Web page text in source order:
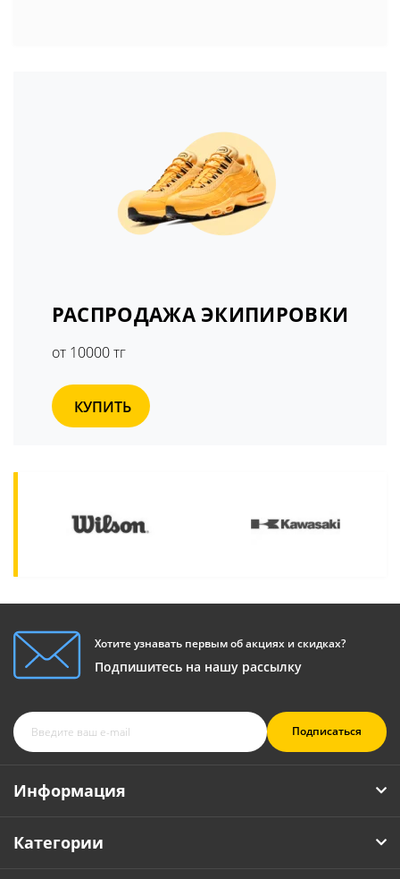
РАСПРОДАЖА ЭКИПИРОВКИ
от 10000 тг
КУПИТЬ
Хотите узнавать первым об акциях и скидках?
Подпишитесь на нашу рассылку
Подписаться
Информация
Категории